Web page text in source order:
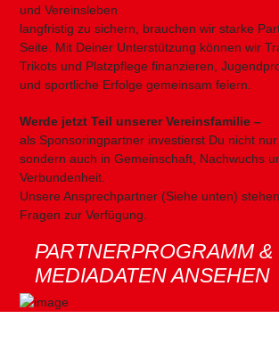
und Vereinsleben
langfristig zu sichern, brauchen wir starke
Seite. Mit Deiner Unterstützung können wir
Trikots und Platzpflege finanzieren,
und sportliche Erfolge gemeinsam feiern.
Werde jetzt Teil unserer Vereinsfamilie –
als Sponsoringpartner investierst Du nicht nur
sondern auch in Gemeinschaft, Nachwuchs
Verbundenheit.
Unsere Ansprechpartner (Siehe unten)
Fragen zur Verfügung.
PARTNERPROGRAMM &
MEDIADATEN ANSEHEN